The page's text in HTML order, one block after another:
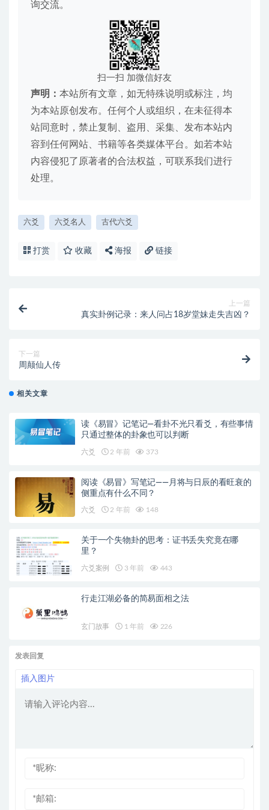
询交流。
扫一扫 加微信好友
声明： 本站所有文章，如无特殊说明或标注，均
为本站原创发布。任何个人或组织，在未征得本
站同意时，禁止复制、盗用、采集、发布本站内
容到任何网站、书籍等各类媒体平台。如若本站
内容侵犯了原著者的合法权益，可联系我们进行
处理。
六爻 六爻名人 古代六爻
打赏 收藏 海报 链接
上一篇
真实卦例记录：来人问占18岁堂妹走失吉凶？
下一篇
周颠仙人传
相关文章
读《易冒》记笔记—看卦不光只看爻，有些事情
只通过整体的卦象也可以判断
六爻 2 年前 373
阅读《易冒》写笔记——月将与日辰的看旺衰的
侧重点有什么不同？
六爻 2 年前 148
关于一个失物卦的思考：证书丢失究竟在哪
里？
六爻案例 3 年前 443
行走江湖必备的简易面相之法
玄门故事 1 年前 226
发表回复
插入图片